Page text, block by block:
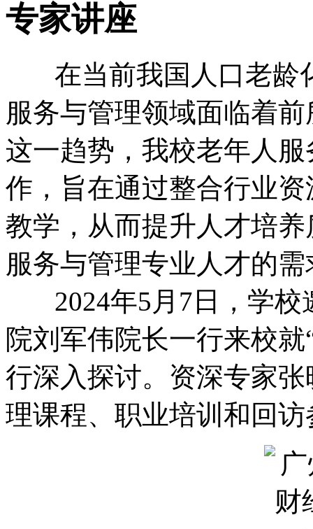
专家讲座
在当前我国人口老龄
服务与管理领域面临着
这一趋势，我校老年人
作，旨在通过整合行业
教学，从而提升人才培
服务与管理专业人才的需
2024年5月7日，学校
院刘军伟院长一行来校
行深入探讨。资深专家
理课程、职业培训和回